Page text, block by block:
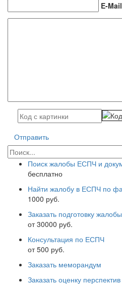
E-
Отправить
Поиск жалобы ЕСПЧ и
бесплатно
Найти жалобу в ЕСПЧ по
1000 руб.
Заказать подготовку
от 30000 руб.
Консультация по ЕСПЧ
от 500 руб.
Заказать меморандум
Заказать оценку